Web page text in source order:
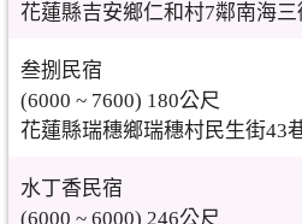
花蓮縣吉安鄉仁和村7鄰南海三
叁捌民宿
(6000 ~ 7600) 180公尺
花蓮縣瑞穗鄉瑞穗村民生街43
水丁香民宿
(6000 ~ 6000) 246公尺